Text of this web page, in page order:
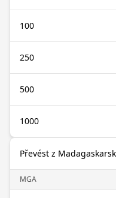
100
250
500
1000
Převést z
MGA